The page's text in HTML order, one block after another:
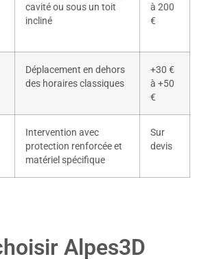
cavité ou sous un toit
incliné
à 200
€
Déplacement en dehors
des horaires classiques
+30 €
à +50
€
Intervention avec
protection renforcée et
matériel spécifique
Sur
devis
Alpes3D